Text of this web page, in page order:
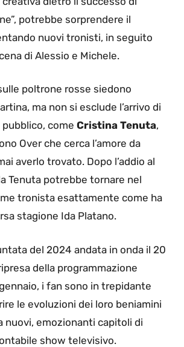
potrebbe sorprendere il
nuovi tronisti, in seguito
di Alessio e Michele.
poltrone rosse siedono
ma non si esclude l’arrivo di
come Cristina Tenuta,
Over che cerca l’amore da
averlo trovato. Dopo l’addio al
Tenuta potrebbe tornare nel
tronista esattamente come ha
stagione Ida Platano.
del 2024 andata in onda il 20
della programmazione
i fan sono in trepidante
le evoluzioni dei loro beniamini
nuovi, emozionanti capitoli di
show televisivo.